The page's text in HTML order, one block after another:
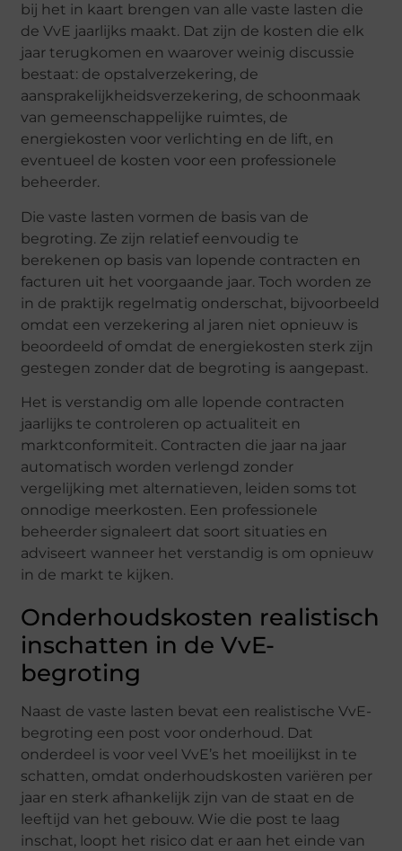
bij het in kaart brengen van alle vaste lasten die
de VvE jaarlijks maakt. Dat zijn de kosten die elk
jaar terugkomen en waarover weinig discussie
bestaat: de opstalverzekering, de
aansprakelijkheidsverzekering, de schoonmaak
van gemeenschappelijke ruimtes, de
energiekosten voor verlichting en de lift, en
eventueel de kosten voor een professionele
beheerder.
Die vaste lasten vormen de basis van de
begroting. Ze zijn relatief eenvoudig te
berekenen op basis van lopende contracten en
facturen uit het voorgaande jaar. Toch worden ze
in de praktijk regelmatig onderschat, bijvoorbeeld
omdat een verzekering al jaren niet opnieuw is
beoordeeld of omdat de energiekosten sterk zijn
gestegen zonder dat de begroting is aangepast.
Het is verstandig om alle lopende contracten
jaarlijks te controleren op actualiteit en
marktconformiteit. Contracten die jaar na jaar
automatisch worden verlengd zonder
vergelijking met alternatieven, leiden soms tot
onnodige meerkosten. Een professionele
beheerder signaleert dat soort situaties en
adviseert wanneer het verstandig is om opnieuw
in de markt te kijken.
Onderhoudskosten realistisch
inschatten in de VvE-
begroting
Naast de vaste lasten bevat een realistische VvE-
begroting een post voor onderhoud. Dat
onderdeel is voor veel VvE’s het moeilijkst in te
schatten, omdat onderhoudskosten variëren per
jaar en sterk afhankelijk zijn van de staat en de
leeftijd van het gebouw. Wie die post te laag
inschat, loopt het risico dat er aan het einde van